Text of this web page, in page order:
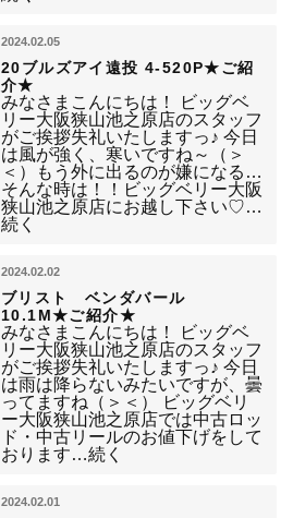
2024.02.05
20ブルズアイ遠投 4-520P★ご紹
介★
みなさまこんにちは！ ビッグベ
リー大阪狭山池之原店のスタッフ
がご挨拶失礼いたしますっ♪ 今日
は風が強く、寒いですね～（＞
＜）もう外に出るのが嫌になる…
そんな時は！！ビッグベリー大阪
狭山池之原店にお越し下さい♡…
続く
2024.02.02
ブリスト ベンダバール
10.1M★ご紹介★
みなさまこんにちは！ ビッグベ
リー大阪狭山池之原店のスタッフ
がご挨拶失礼いたしますっ♪ 今日
は雨は降らないみたいですが、曇
ってますね（＞＜） ビッグベリ
ー大阪狭山池之原店では中古ロッ
ド・中古リールのお値下げをして
おります…続く
2024.02.01